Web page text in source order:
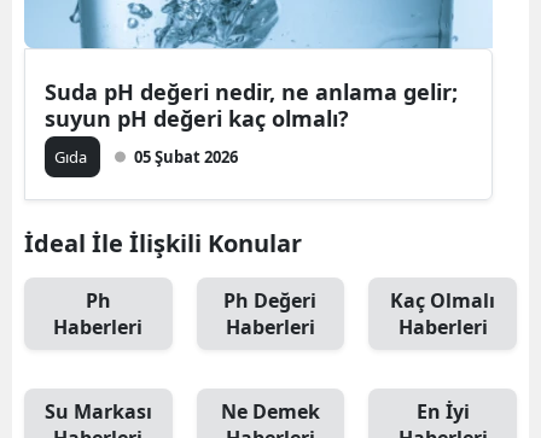
Suda pH değeri nedir, ne anlama gelir;
suyun pH değeri kaç olmalı?
Gıda 05 Şubat 2026
İdeal İle İlişkili Konular
Ph
Haberleri
Ph Değeri
Haberleri
Kaç Olmalı
Haberleri
Su Markası
Ne Demek
En İyi